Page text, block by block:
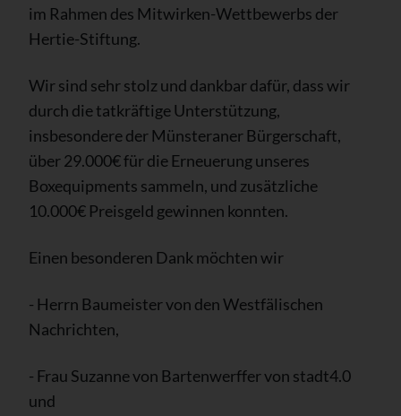
im Rahmen des Mitwirken-Wettbewerbs der
Hertie-Stiftung.
Wir sind sehr stolz und dankbar dafür, dass wir
durch die tatkräftige Unterstützung,
insbesondere der Münsteraner Bürgerschaft,
über 29.000€ für die Erneuerung unseres
Boxequipments sammeln, und zusätzliche
10.000€ Preisgeld gewinnen konnten.
Einen besonderen Dank möchten wir
- Herrn Baumeister von den Westfälischen
Nachrichten,
- Frau Suzanne von Bartenwerffer von stadt4.0
und